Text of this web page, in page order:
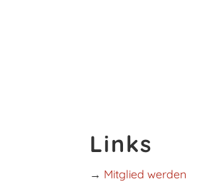
Links
→ Mitglied werden